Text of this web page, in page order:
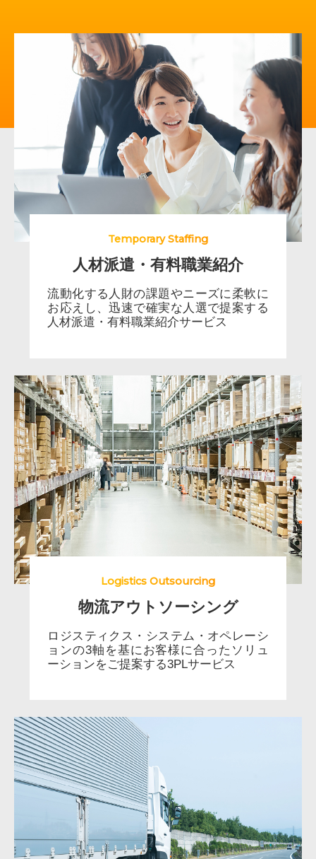
Temporary Staffing
人材派遣・有料職業紹介
流動化する人財の課題やニーズに柔軟に
お応えし、迅速で確実な人選で提案する
人材派遣・有料職業紹介サービス
Logistics Outsourcing
物流アウトソーシング
ロジスティクス・システム・オペレーシ
ョンの3軸を基にお客様に合ったソリュ
ーションをご提案する3PLサービス